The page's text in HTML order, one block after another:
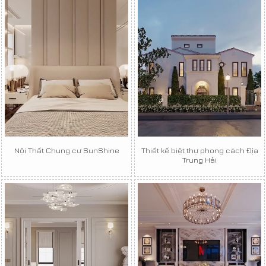
Nội Thất Chung cư SunShine
Thiết kế biệt thự phong cách Địa
Trung Hải